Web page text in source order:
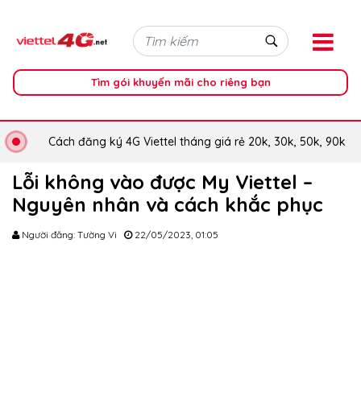
Tìm gói khuyến mãi cho riêng bạn
Cách đăng ký 4G Viettel tháng giá rẻ 20k, 30k, 50k, 90k
Lỗi không vào được My Viettel –
Nguyên nhân và cách khắc phục
Người đăng: Tường Vi 22/05/2023, 01:05